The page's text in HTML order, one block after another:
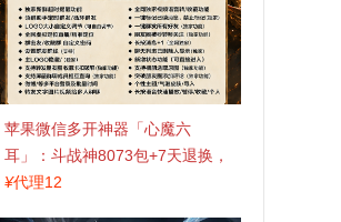
苹果微信多开神器「心魔六
耳」：斗战神8073包+7天退换，
认准拍拍卡激活码商城
¥代理12